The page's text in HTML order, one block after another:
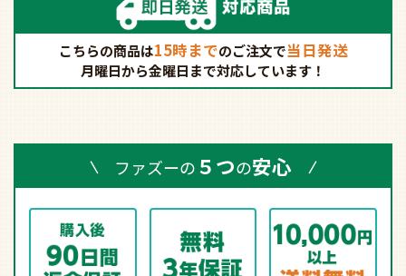
こちらの商品は15時までのご注文で当日発送
月曜日から金曜日まで対応しています！
ファズーの５つの安心